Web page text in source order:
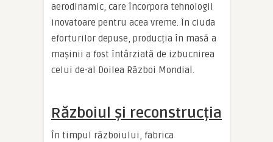
aerodinamic, care încorpora tehnologii
inovatoare pentru acea vreme. În ciuda
eforturilor depuse, producția în masă a
mașinii a fost întârziată de izbucnirea
celui de-al Doilea Război Mondial.
Războiul și reconstrucția
În timpul războiului, fabrica